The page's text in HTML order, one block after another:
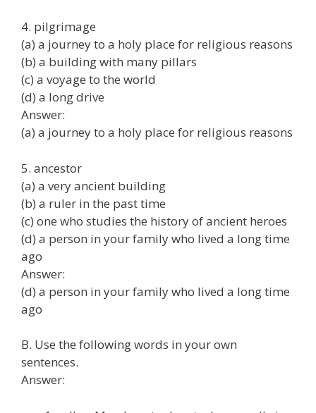
4. pilgrimage
(a) a journey to a holy place for religious reasons
(b) a building with many pillars
(c) a voyage to the world
(d) a long drive
Answer:
(a) a journey to a holy place for religious reasons
5. ancestor
(a) a very ancient building
(b) a ruler in the past time
(c) one who studies the history of ancient heroes
(d) a person in your family who lived a long time
ago
Answer:
(d) a person in your family who lived a long time
ago
B. Use the following words in your own
sentences.
Answer: